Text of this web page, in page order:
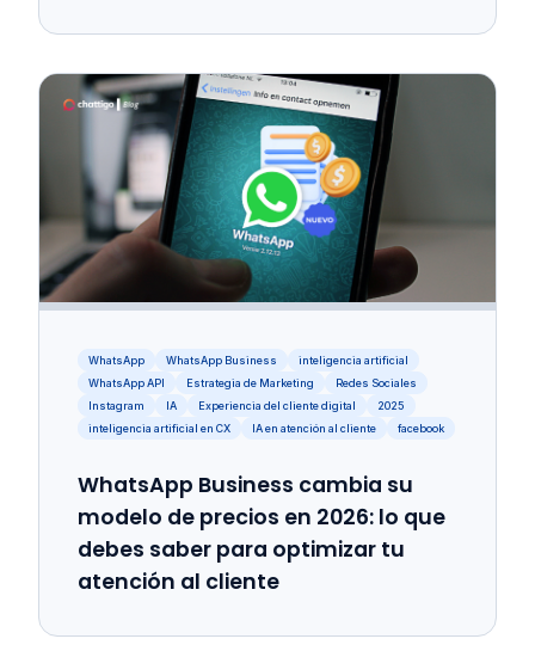
WhatsApp WhatsApp Business
inteligencia artificial
WhatsApp API
Estrategia de Marketing
Redes Sociales
Instagram
IA Experiencia del cliente digital
2025
inteligencia artificial en CX
IA en atención al cliente facebook
WhatsApp Business cambia su
modelo de precios en 2026: lo que
debes saber para optimizar tu
atención al cliente